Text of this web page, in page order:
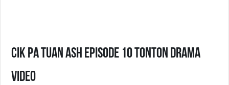
Cik PA Tuan Ash Episode 10 Tonton Drama
Video